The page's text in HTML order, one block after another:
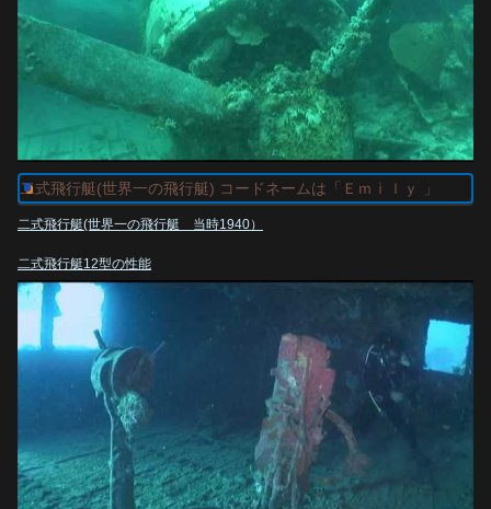
ィリピンの沈没船スポットの中で、最も多くの世界中からダイバーが訪れる
地の一つとなっている。
当時乗組員 回想文へのリンク
http://www.ric.hi-ho.ne.jp/senbotusen/siryo-deta/kaiso_daieimaru.htm
サービスへのリンク ＳＥＡＤＩＶＥ
http://www.seadiveresort.com/
ＰＳ 我々は後部スクリューシャフト穴から船内に浸入しました。もし潜ら
れるならダイバーレベル１００div以上でダイブマスタークラスが必要と思わ
れる。（減圧ダイビングになる場合もある）
二式飛行艇(世界一の飛行艇) コードネームは「Ｅｍｉｌｙ 」
二式飛行艇(世界一の飛行艇 当時1940）
二式飛行艇12型の性能
乗員・10名
全幅・38ｍ 全長・28.12m 全高・9.15m 翼面積・160㎡
発動機・三菱「火星」22型４基 出力・1,850馬力（離昇）
自重・16.7トン全備重量・24.5トン
最高速度・454km/h（高度5,000m）
巡航速度・296km/h（高度4,000m）
実用上昇限度・8,760m 航続力・7,152km（過荷）
20mm旋回機銃×１（艇首・尾部） 20mm旋回機銃×２（艇舷）
20mm旋回機銃×２（２連装）（艇上）
7.7mm機銃×１（艇下） 7.7mm機銃×３（予備）
爆弾・60㎏×16または250㎏×８、または800kg×２